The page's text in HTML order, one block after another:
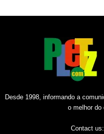
Desde 1998, informando a
o melhor do
Contact us: